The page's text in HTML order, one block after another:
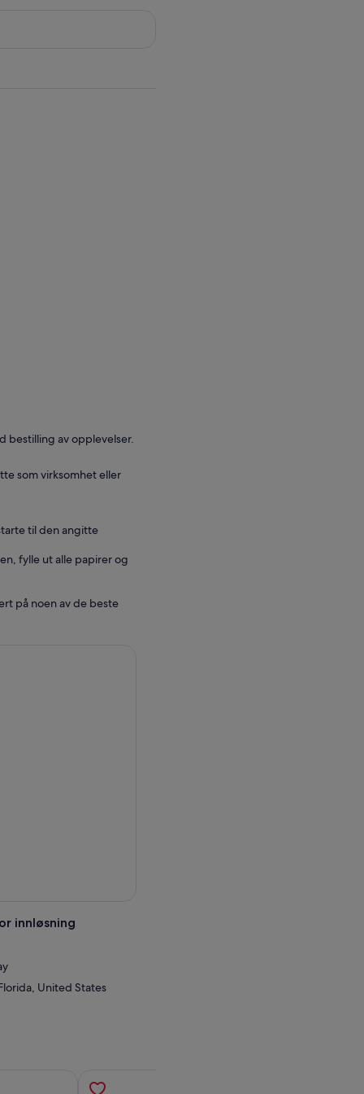
bestilling av opplevelser.
som virksomhet eller
til den angitte
fylle ut alle papirer og
på noen av de beste
innløsning
United States